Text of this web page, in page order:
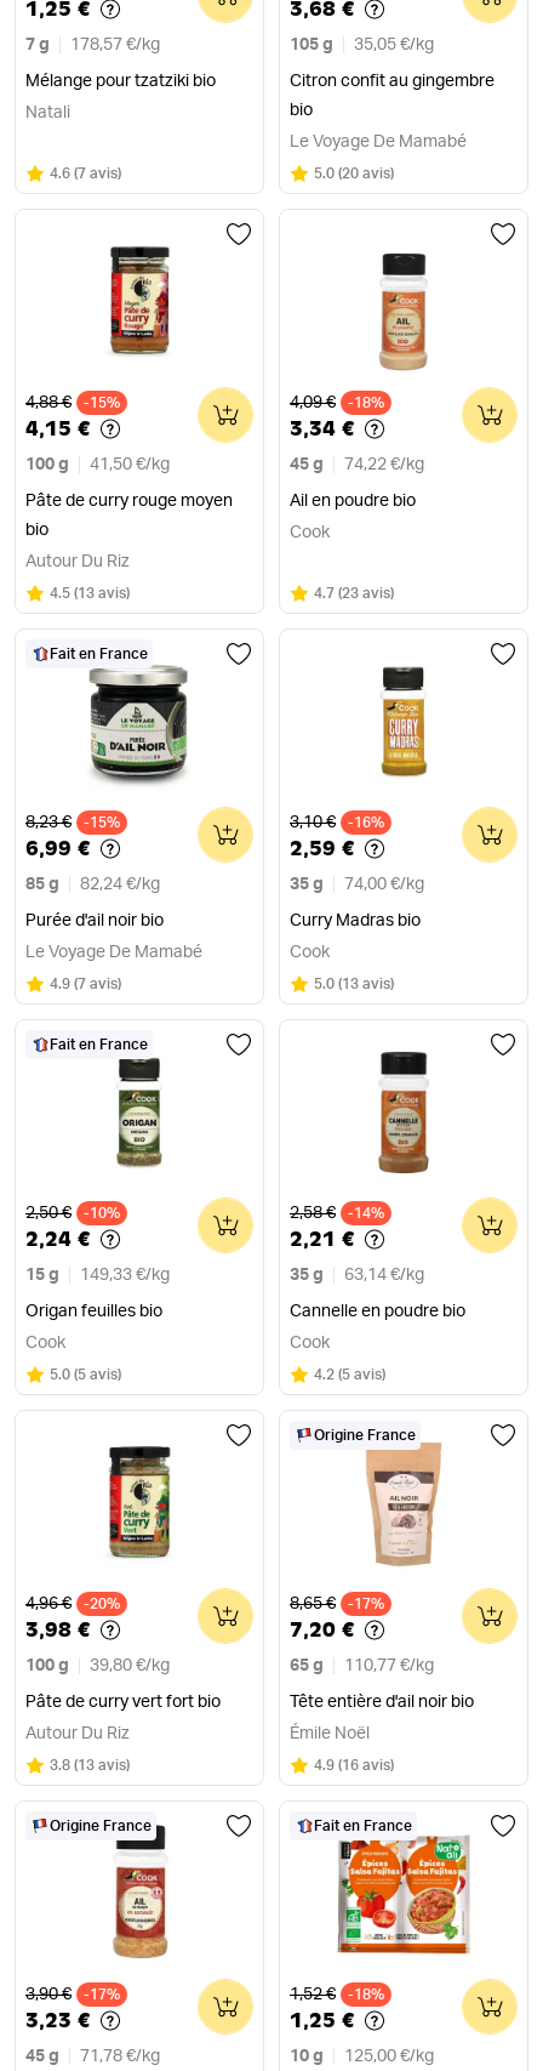
1,25 €
7 g 178,57 €/ kg
Mélange pour tzatziki bio
Natali
Note
4.6 sur 5
(7 avis)
3,68 €
105 g 35,05 €/ kg
Citron confit au gingembre
bio
Le Voyage De Mamabé
Note
5.0 sur 5
(20 avis)
Ancien prix
4,88 € -15%
4,15 €
100 g 41,50 €/ kg
Pâte de curry rouge moyen
bio
0
Autour Du Riz
Note
4.5 sur 5
(13 avis)
Ancien prix
4,09 € -18%
3,34 €
45 g 74,22 €/ kg
Ail en poudre bio
0
Cook
Note
4.7 sur 5
(23 avis)
Fait en France
Ancien prix
8,23 € -15%
6,99 €
85 g 82,24 €/ kg
Purée d'ail noir bio
0
Le Voyage De Mamabé
Note
4.9 sur 5
(7 avis)
Ancien prix
3,10 € -16%
2,59 €
35 g 74,00 €/ kg
Curry Madras bio
0
Cook
Note
5.0 sur 5
(13 avis)
Fait en France
Ancien prix
2,50 € -10%
2,24 €
15 g 149,33 €/ kg
Origan feuilles bio
0
Cook
Note
5.0 sur 5
(5 avis)
Ancien prix
2,58 € -14%
2,21 €
35 g 63,14 €/ kg
Cannelle en poudre bio
0
Cook
Note
4.2 sur 5
(5 avis)
Ancien prix
4,96 € -20%
3,98 €
100 g 39,80 €/ kg
Pâte de curry vert fort bio
0
Autour Du Riz
Note
3.8 sur 5
(13 avis)
Origine France
Ancien prix
8,65 € -17%
7,20 €
65 g 110,77 €/ kg
Tête entière d'ail noir bio
0
Émile Noël
Note
4.9 sur 5
(16 avis)
Origine France
Ancien prix
3,90 € -17%
3,23 €
45 g 71,78 €/ kg
0
Fait en France
Ancien prix
1,52 € -18%
1,25 €
10 g 125,00 €/ kg
0